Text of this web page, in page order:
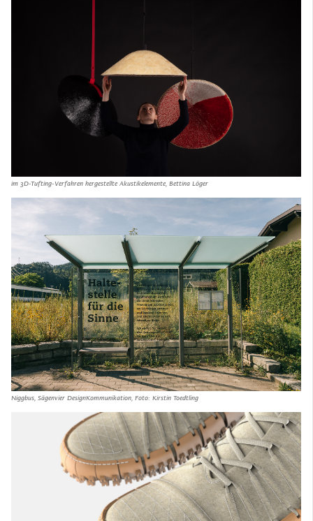
im 3D-Tufting-Verfahren hergestellte Akustikelemente, Bettina Löger
Niggbus, Sägenvier DesignKommunikation, Foto: Kirstin Toedtling